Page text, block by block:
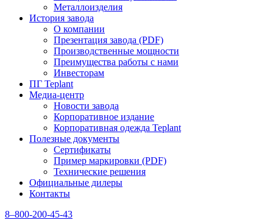
Металлоизделия
История завода
О компании
Презентация завода (PDF)
Производственные мощности
Преимущества работы с нами
Инвесторам
ПГ Teplant
Медиа-центр
Новости завода
Корпоративное издание
Корпоративная одежда Teplant
Полезные документы
Сертификаты
Пример маркировки (PDF)
Технические решения
Официальные дилеры
Контакты
8–800-200-45-43